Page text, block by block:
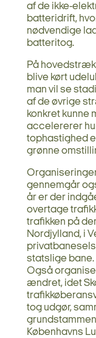
af de ikke-
batteridrift,
nødvendige
batteritog.
På
blive kørt
man vil se
af de øvrige
konkret kunne
accelererer
tophastighed
grønne
gennemgår
år er der
overtage
trafikken på
Nordjylland, i
statslige bane.
Også
ændret, idet
tog udgør,
Københavns